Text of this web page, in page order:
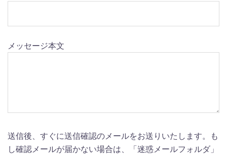
メッセージ本文
送信後、すぐに送信確認のメールをお送りいたします。も
し確認メールが届かない場合は、「迷惑メールフォルダ」